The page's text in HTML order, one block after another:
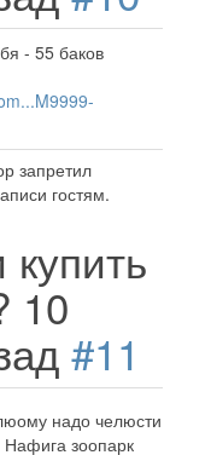
- 55 баков
запретил
гостям.
10
#11
надо челюсти
Нафига зоопарк